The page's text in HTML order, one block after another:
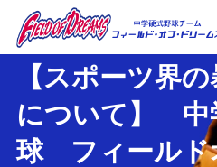
フィールド・
【スポーツ界
について】 中
球 フィールド